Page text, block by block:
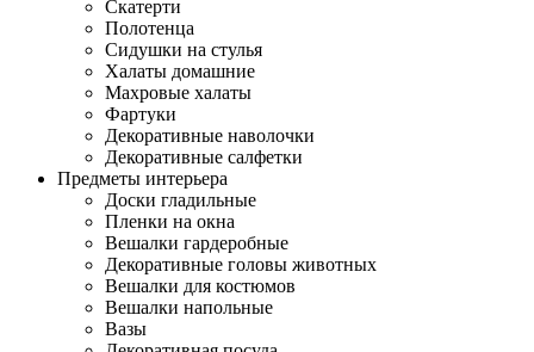
Скатерти
Полотенца
Сидушки на стулья
Халаты домашние
Махровые халаты
Фартуки
Декоративные наволочки
Декоративные салфетки
Предметы интерьера
Доски гладильные
Пленки на окна
Вешалки гардеробные
Декоративные головы животных
Вешалки для костюмов
Вешалки напольные
Вазы